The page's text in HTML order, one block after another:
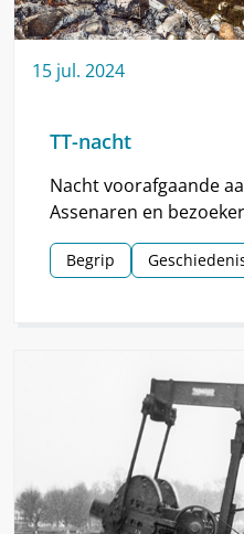
15 jul. 2024
TT-nacht
Nacht voorafgaande
Assenaren en
hoogtepunt van de TT.
Begrip